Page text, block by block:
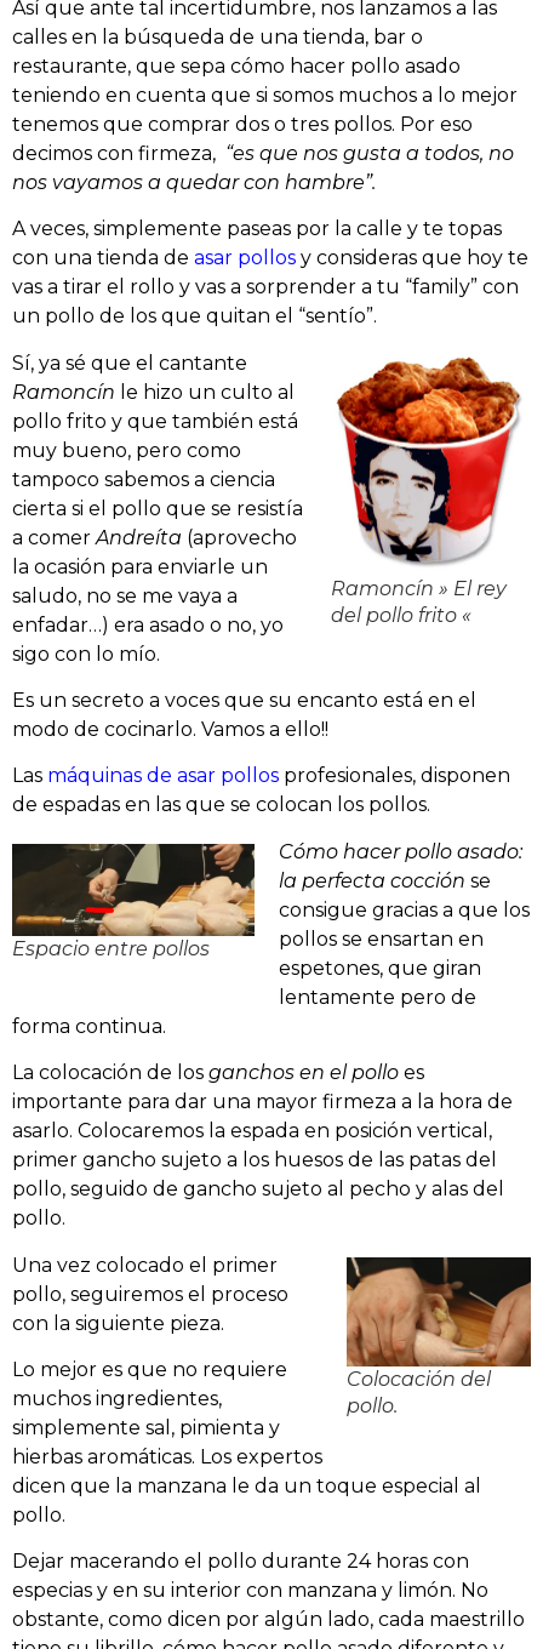
Así que ante tal incertidumbre, nos lanzamos a las
calles en la búsqueda de una tienda, bar o
restaurante, que sepa cómo hacer pollo asado
teniendo en cuenta que si somos muchos a lo mejor
tenemos que comprar dos o tres pollos. Por eso
decimos con firmeza, “es que nos gusta a todos, no
nos vayamos a quedar con hambre”.
A veces, simplemente paseas por la calle y te topas
con una tienda de asar pollos y consideras que hoy te
vas a tirar el rollo y vas a sorprender a tu “family” con
un pollo de los que quitan el “sentío”.
Ramoncín » El rey
del pollo frito «
Sí, ya sé que el cantante
Ramoncín le hizo un culto al
pollo frito y que también está
muy bueno, pero como
tampoco sabemos a ciencia
cierta si el pollo que se resistía
a comer Andreíta (aprovecho
la ocasión para enviarle un
saludo, no se me vaya a
enfadar…) era asado o no, yo
sigo con lo mío.
Es un secreto a voces que su encanto está en el
modo de cocinarlo. Vamos a ello!!
Las máquinas de asar pollos profesionales, disponen
de espadas en las que se colocan los pollos.
Espacio entre pollos
Cómo hacer pollo asado:
la perfecta cocción se
consigue gracias a que los
pollos se ensartan en
espetones, que giran
lentamente pero de
forma continua.
La colocación de los ganchos en el pollo es
importante para dar una mayor firmeza a la hora de
asarlo. Colocaremos la espada en posición vertical,
primer gancho sujeto a los huesos de las patas del
pollo, seguido de gancho sujeto al pecho y alas del
pollo.
Colocación del
pollo.
Una vez colocado el primer
pollo, seguiremos el proceso
con la siguiente pieza.
Lo mejor es que no requiere
muchos ingredientes,
simplemente sal, pimienta y
hierbas aromáticas. Los expertos
dicen que la manzana le da un toque especial al
pollo.
Dejar macerando el pollo durante 24 horas con
especias y en su interior con manzana y limón. No
obstante, como dicen por algún lado, cada maestrillo